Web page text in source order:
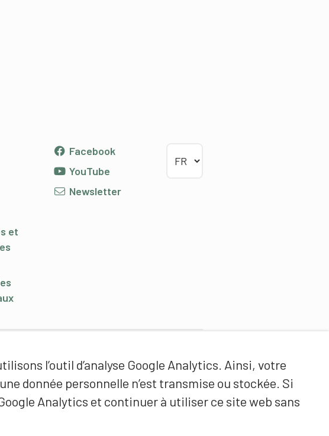
l’outil d’analyse Google Analytics. Ainsi, votre
donnée personnelle n’est transmise ou stockée. Si
Analytics et continuer à utiliser ce site web sans
et
Facebook
YouTube
Newsletter
Haute école fédérale de sport
de Macolin HEFSM